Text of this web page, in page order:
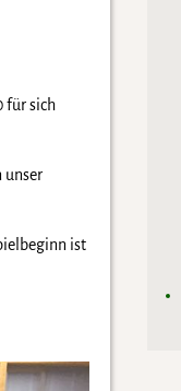
für sich
unser
ist